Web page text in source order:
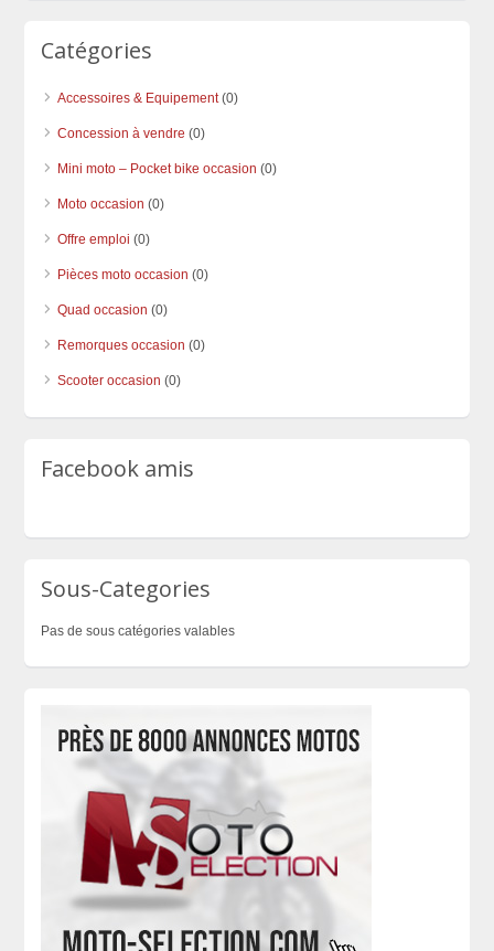
Catégories
Accessoires & Equipement(0)
Concession à vendre (0)
Mini moto – Pocket bike occasion (0)
Moto occasion (0)
Offre emploi (0)
Pièces moto occasion (0)
Quad occasion (0)
Remorques occasion (0)
Scooter occasion (0)
Facebook amis
Sous-Categories
Pas de sous catégories valables